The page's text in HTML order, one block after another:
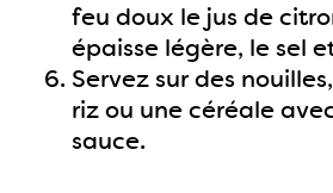
feu doux le jus de
épaisse légère, le sel
Servez sur des
riz ou une céréale
sauce.